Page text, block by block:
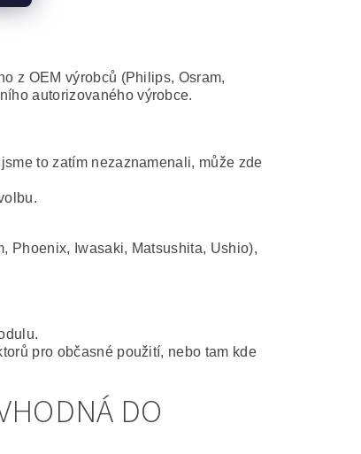
z OEM výrobců (Philips, Osram,
autorizovaného výrobce.
to zatím nezaznamenali, může zde
Phoenix, Iwasaki, Matsushita, Ushio),
pro občasné použití, nebo tam kde
DO